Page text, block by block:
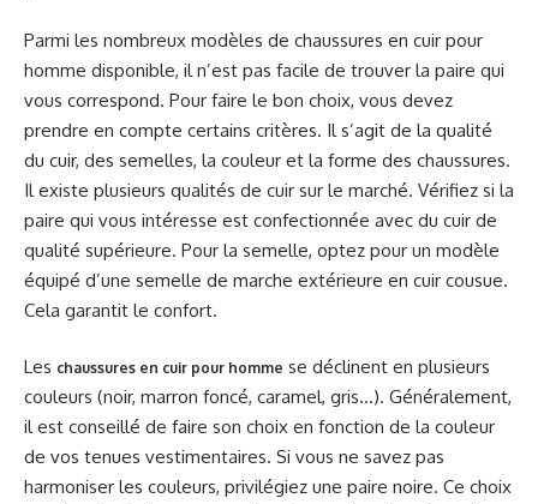
Parmi les nombreux modèles de chaussures en cuir pour
homme disponible, il n’est pas facile de trouver la paire qui
vous correspond. Pour faire le bon choix, vous devez
prendre en compte certains critères. Il s’agit de la qualité
du cuir, des semelles, la couleur et la forme des chaussures.
Il existe plusieurs qualités de cuir sur le marché. Vérifiez si la
paire qui vous intéresse est confectionnée avec du cuir de
qualité supérieure. Pour la semelle, optez pour un modèle
équipé d’une semelle de marche extérieure en cuir cousue.
Cela garantit le confort.
Les chaussures en cuir pour homme se déclinent en plusieurs
couleurs (noir, marron foncé, caramel, gris…). Généralement,
il est conseillé de faire son choix en fonction de la couleur
de vos tenues vestimentaires. Si vous ne savez pas
harmoniser les couleurs, privilégiez une paire noire. Ce choix